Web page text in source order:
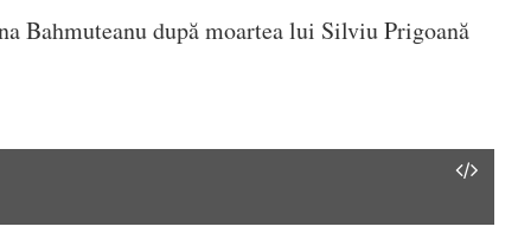
Bahmuteanu după moartea lui Silviu Prigoană